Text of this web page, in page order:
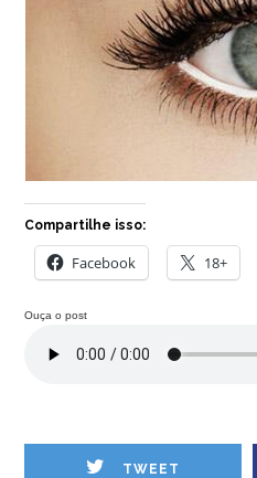
Compartilhe isso:
Facebook 18+
Ouça o post
TWEET